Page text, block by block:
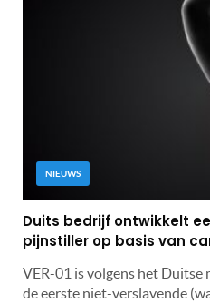
NIEUWS
Duits bedrijf ontwikkelt
pijnstiller op basis van
VER-01 is volgens het
de eerste niet-verslavende